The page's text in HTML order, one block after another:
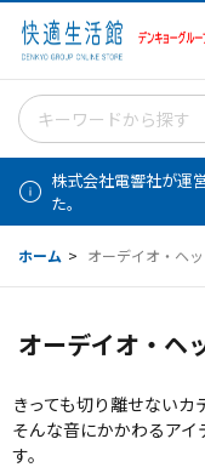
株式会社電響社が運
た。
ホーム > オーデイオ・ヘ
オーデイオ・ヘ
きっても切り離せないカ
そんな音にかかわるア
す。